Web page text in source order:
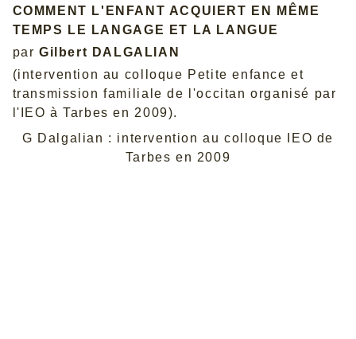
COMMENT L'ENFANT ACQUIERT EN MÊME
TEMPS LE LANGAGE ET LA LANGUE
par Gilbert DALGALIAN
(intervention au colloque Petite enfance et
transmission familiale de l'occitan organisé par
l'IEO à Tarbes en 2009).
G Dalgalian : intervention au colloque IEO de
Tarbes en 2009